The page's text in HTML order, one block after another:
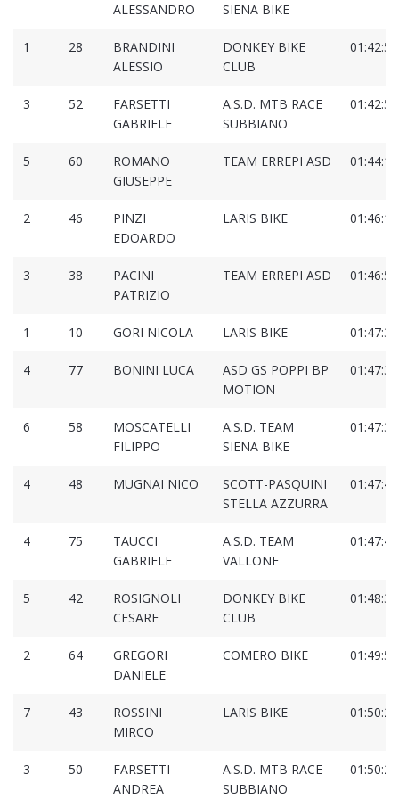
ALESSANDRO
SIENA BIKE
1 28
BRANDINI
ALESSIO
DONKEY BIKE
CLUB
3 52
FARSETTI
GABRIELE
A.S.D. MTB RACE
SUBBIANO
5 60
ROMANO
GIUSEPPE
TEAM ERREPI ASD
2 46
PINZI
EDOARDO
LARIS BIKE
3 38
PACINI
PATRIZIO
TEAM ERREPI ASD
1 10 GORI NICOLA LARIS BIKE
4 77 BONINI LUCA
ASD GS POPPI BP
MOTION
6 58
MOSCATELLI
FILIPPO
A.S.D. TEAM
SIENA BIKE
4 48 MUGNAI NICO
SCOTT-PASQUINI
STELLA AZZURRA
4 75
TAUCCI
GABRIELE
A.S.D. TEAM
VALLONE
5 42
ROSIGNOLI
CESARE
DONKEY BIKE
CLUB
2 64
GREGORI
DANIELE
COMERO BIKE
7 43
ROSSINI
MIRCO
LARIS BIKE
3 50
FARSETTI
ANDREA
A.S.D. MTB RACE
SUBBIANO